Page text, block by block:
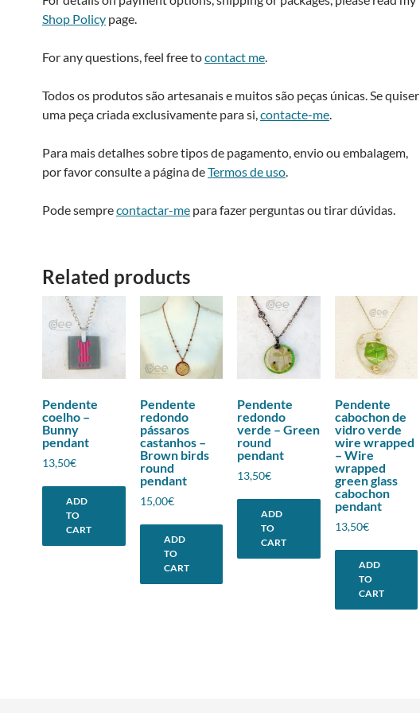
Shop Policy page.
For any questions, feel free tocontact me
Todos os produtos são artesanais e muitos são peças únicas. Se quiser
uma peça criada exclusivamente para si, contacte-me
Para mais detalhes sobre tipos de pagamento, envio ou embalagem,
por favor consulte a página deTermos de uso
Pode semprecontactar-me para fazer perguntas ou tirar dúvidas.
Related products
Pendente
coelho –
Bunny
pendant
13,50€
ADD
TO
CART
Pendente
redondo
pássaros
castanhos –
Brown birds
round
pendant
15,00€
ADD
TO
CART
Pendente
redondo
verde – Green
round
pendant
13,50€
ADD
TO
CART
Pendente
cabochon de
vidro verde
wire wrapped
– Wire
wrapped
green glass
cabochon
pendant
13,50€
ADD
TO
CART